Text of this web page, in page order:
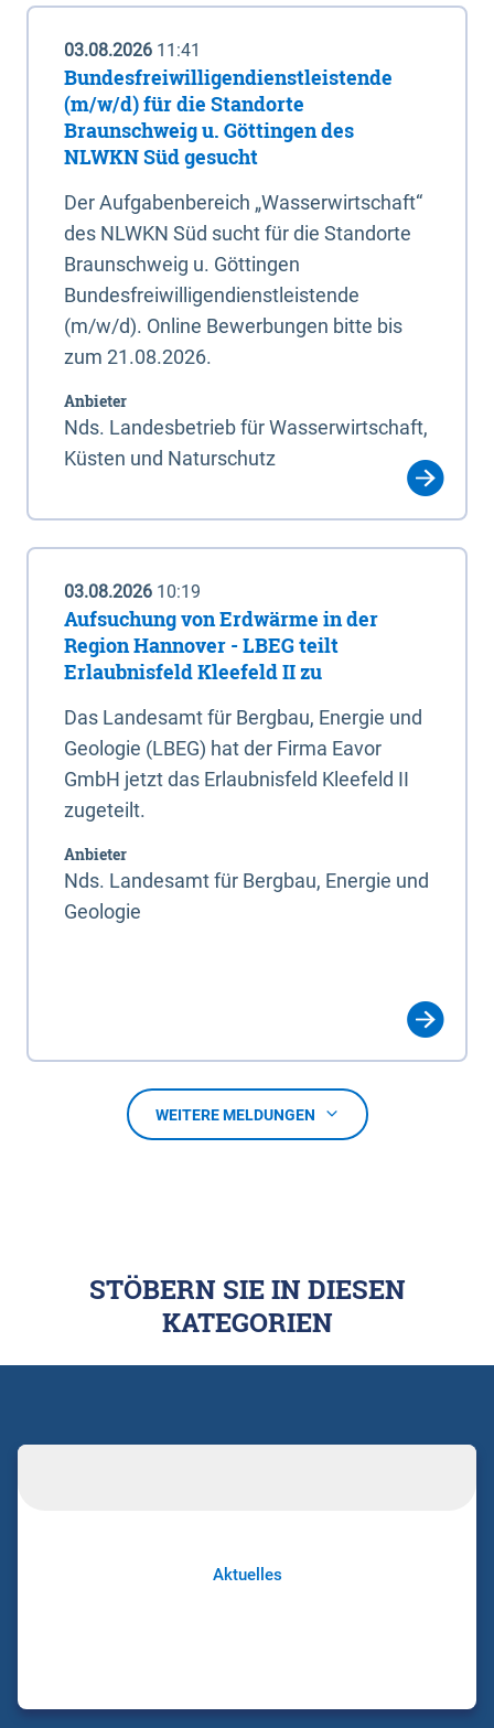
03.08.2026 11:41
Bundesfreiwilligendienstleistende
(m/w/d) für die Standorte
Braunschweig u. Göttingen des
NLWKN Süd gesucht
Der Aufgabenbereich „Wasserwirtschaft“
des NLWKN Süd sucht für die Standorte
Braunschweig u. Göttingen
Bundesfreiwilligendienstleistende
(m/w/d). Online Bewerbungen bitte bis
zum 21.08.2026.
Anbieter
Nds. Landesbetrieb für Wasserwirtschaft,
Küsten und Naturschutz
03.08.2026 10:19
Aufsuchung von Erdwärme in der
Region Hannover - LBEG teilt
Erlaubnisfeld Kleefeld II zu
Das Landesamt für Bergbau, Energie und
Geologie (LBEG) hat der Firma Eavor
GmbH jetzt das Erlaubnisfeld Kleefeld II
zugeteilt.
Anbieter
Nds. Landesamt für Bergbau, Energie und
Geologie
WEITERE MELDUNGEN
STÖBERN SIE IN DIESEN
KATEGORIEN
Aktuelles